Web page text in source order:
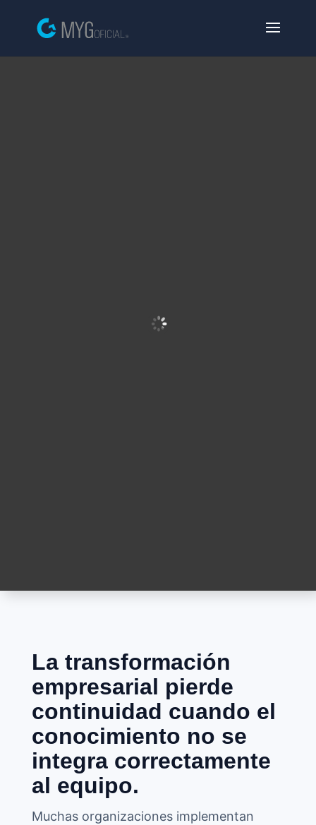
La transformación
empresarial pierde
continuidad cuando el
conocimiento no se
integra correctamente
al equipo.
Muchas organizaciones implementan